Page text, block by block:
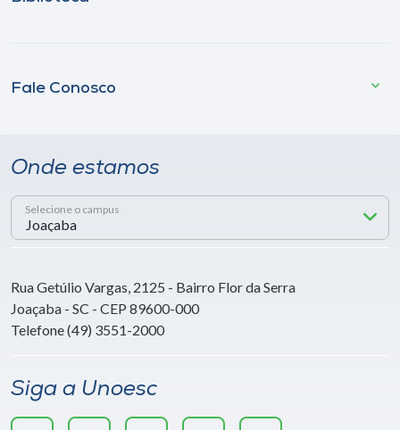
Fale Conosco
Onde estamos
Selecione o campus
Rua Getúlio Vargas, 2125 - Bairro Flor da Serra
Joaçaba - SC - CEP 89600-000
Telefone (49) 3551-2000
Siga a Unoesc